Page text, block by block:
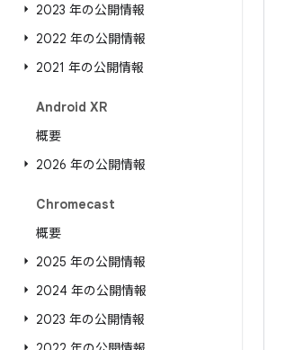
2023 年の公開情報
2022 年の公開情報
2021 年の公開情報
Android XR
概要
2026 年の公開情報
Chromecast
概要
2025 年の公開情報
2024 年の公開情報
2023 年の公開情報